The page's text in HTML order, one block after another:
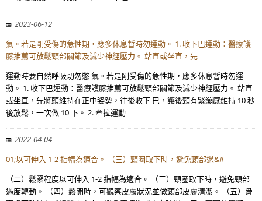
2023-06-12
氣。若是剛受傷的急性期，應多休息暫時勿運動。 1. 收下巴運動：醫療護
膝推薦可放鬆頸部關節及減少神經壓力。 站直或坐直，先
運動時要自然呼吸切勿憋 氣。若是剛受傷的急性期，應多休息暫時勿運
動。 1. 收下巴運動：醫療護膝推薦可放鬆頸部關節及減少神經壓力。 站直
或坐直，先將頭維持在正中姿勢，往後收下 巴，讓後頸有緊繃感維持 10 秒
後放鬆，一次做 10 下。 2. 牽拉運動
2022-04-04
01;以可伸入 1-2 指幅為適合。 （三）頸圈取下時，避免頸部過&#
（二）鬆緊程度以可伸入 1-2 指幅為適合。 （三）頸圈取下時，避免頸部
過度轉動。 （四）鬆開時，可觀察皮膚狀況並做頸部皮膚清潔。 （五）骨